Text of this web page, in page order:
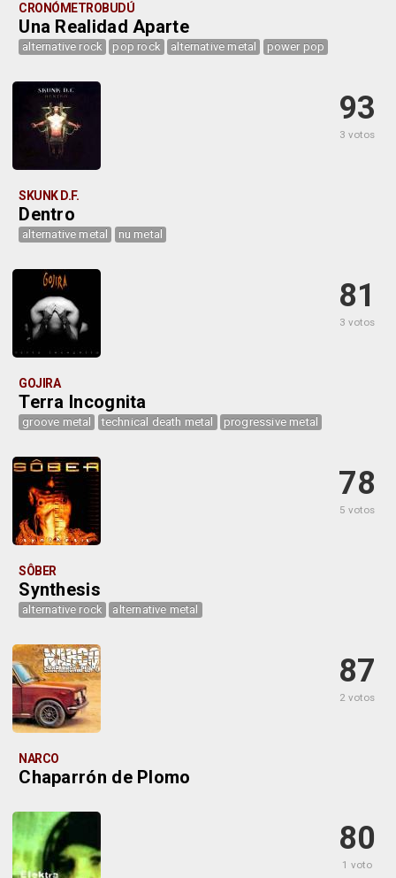
CRONÓMETROBUDÚ
Una Realidad Aparte
alternative rock pop rock alternative metal power pop
93
3 votos
SKUNK D.F.
Dentro
alternative metal nu metal
81
3 votos
GOJIRA
Terra Incognita
groove metal technical death metal progressive metal
78
5 votos
SÔBER
Synthesis
alternative rock alternative metal
87
2 votos
NARCO
Chaparrón de Plomo
80
1 voto